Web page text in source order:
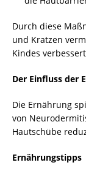
Durch diese
und Kratzen
Kindes
Der Einfluss der
Die Ernährung
von
Hautschübe
Ernährungstipps